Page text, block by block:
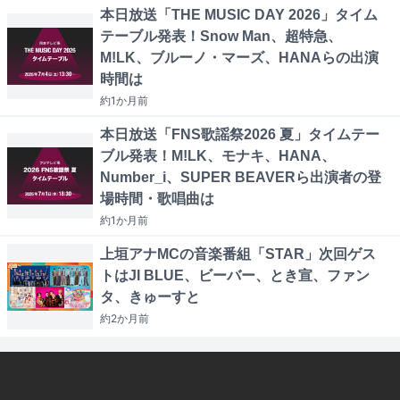
本日放送「THE MUSIC DAY 2026」タイム
テーブル発表！Snow Man、超特急、
M!LK、ブルーノ・マーズ、HANAらの出演
時間は
約1か月前
本日放送「FNS歌謡祭2026 夏」タイムテー
ブル発表！M!LK、モナキ、HANA、
Number_i、SUPER BEAVERら出演者の登
場時間・歌唱曲は
約1か月前
上垣アナMCの音楽番組「STAR」次回ゲス
トはJI BLUE、ビーバー、とき宣、ファン
タ、きゅーすと
約2か月前